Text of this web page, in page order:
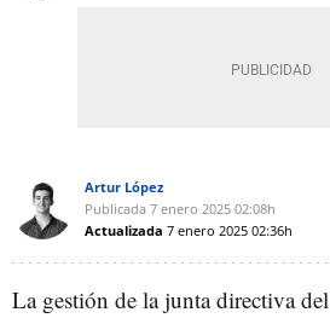
Artur López
Publicada 7 enero 2025 02:08h
Actualizada 7 enero 2025 02:36h
La gestión de la junta directiva del